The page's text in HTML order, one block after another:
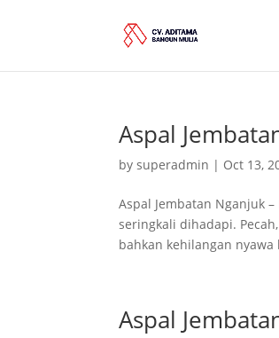
Aspal
bysuperadmin | Oct 13,
Aspal Jembatan Nganjuk
seringkali dihadapi.
bahkan kehilangan nyawa
Aspal